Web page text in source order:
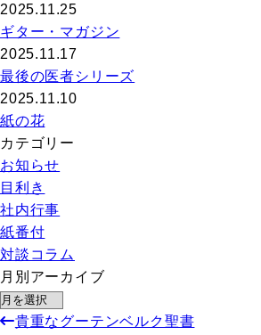
2025.11.25
ギター・マガジン
2025.11.17
最後の医者シリーズ
2025.11.10
紙の花
カテゴリー
お知らせ
目利き
社内行事
紙番付
対談コラム
月別アーカイブ
貴重なグーテンベルク聖書